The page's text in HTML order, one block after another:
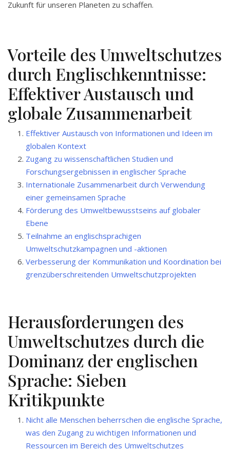
Zukunft für unseren Planeten zu schaffen.
Vorteile des Umweltschutzes
durch Englischkenntnisse:
Effektiver Austausch und
globale Zusammenarbeit
Effektiver Austausch von Informationen und Ideen im
globalen Kontext
Zugang zu wissenschaftlichen Studien und
Forschungsergebnissen in englischer Sprache
Internationale Zusammenarbeit durch Verwendung
einer gemeinsamen Sprache
Förderung des Umweltbewusstseins auf globaler
Ebene
Teilnahme an englischsprachigen
Umweltschutzkampagnen und -aktionen
Verbesserung der Kommunikation und Koordination bei
grenzüberschreitenden Umweltschutzprojekten
Herausforderungen des
Umweltschutzes durch die
Dominanz der englischen
Sprache: Sieben
Kritikpunkte
Nicht alle Menschen beherrschen die englische Sprache,
was den Zugang zu wichtigen Informationen und
Ressourcen im Bereich des Umweltschutzes